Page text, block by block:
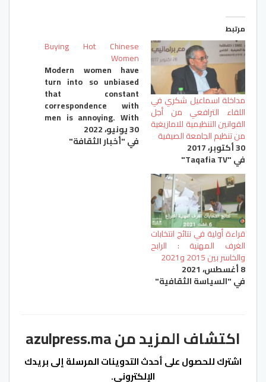
مرتبط
مداخلة اسماعيل شكري في
اللقاء الترافعي من أجل
القوانين التنظيمية للامازيغية
من تنظيم الجامعة الصيفية
30 أكتوبر، 2017
في "Taqafia TV"
Buying Hot Chinese
Women
Modern women have
turn into so unbiased
that constant
correspondence with
men is annoying. With
Chinese girls, every
thing is strictly the
opposite. It is necessary
30 يونيو، 2022
في "أخبار الثقافة"
قراءة أولية في نتائج انتخابات
الغرف المهنية : الرابح
والخاسر بين 2015 و2021
8 أغسطس، 2021
في "السياسة الثقافية"
اكتشاف المزيد من azulpress.ma
اشترك للحصول على أحدث التدوينات المرسلة إلى بريدك
الإلكتروني.